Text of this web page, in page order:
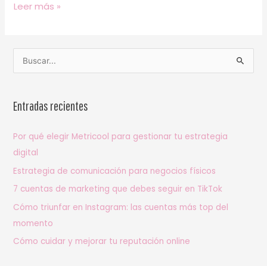
Leer más »
c
r
p
o
r
:
Entradas recientes
Por qué elegir Metricool para gestionar tu estrategia
digital
Estrategia de comunicación para negocios físicos
7 cuentas de marketing que debes seguir en TikTok
Cómo triunfar en Instagram: las cuentas más top del
momento
Cómo cuidar y mejorar tu reputación online